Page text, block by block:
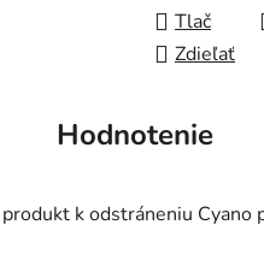
Tlač
Zdieľať
Hodnotenie
k odstráneniu Cyano